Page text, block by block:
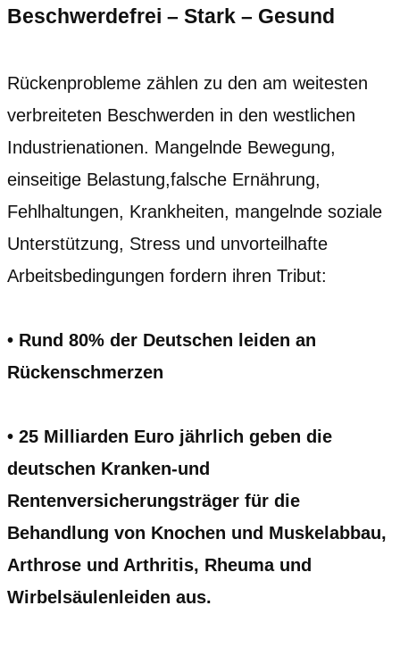
Beschwerdefrei – Stark – Gesund
Rückenprobleme zählen zu den am weitesten
verbreiteten Beschwerden in den westlichen
Industrienationen. Mangelnde Bewegung,
einseitige Belastung,falsche Ernährung,
Fehlhaltungen, Krankheiten, mangelnde soziale
Unterstützung, Stress und unvorteilhafte
Arbeitsbedingungen fordern ihren Tribut:
• Rund 80% der Deutschen leiden an
Rückenschmerzen
• 25 Milliarden Euro jährlich geben die
deutschen Kranken-und
Rentenversicherungsträger für die
Behandlung von Knochen und Muskelabbau,
Arthrose und Arthritis, Rheuma und
Wirbelsäulenleiden aus.